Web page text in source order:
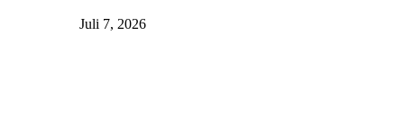
Juli 7, 2026